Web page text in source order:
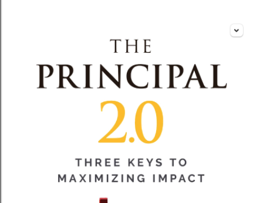
reconoce cuando ha leído miles de textos escolares.
Seguí revisando. Cuentos y fábulas de primaria, cuentos y
ensayos de secundaria. Luego contrasté mis sospechas
con varias herramientas de inteligencia artificial. El
diagnóstico se repetía: demasiado sintético, demasiado
perfecto. Y aquí quiero ser honesto: ningún detector es
infalible, y no pondría las manos al fuego por cada caso